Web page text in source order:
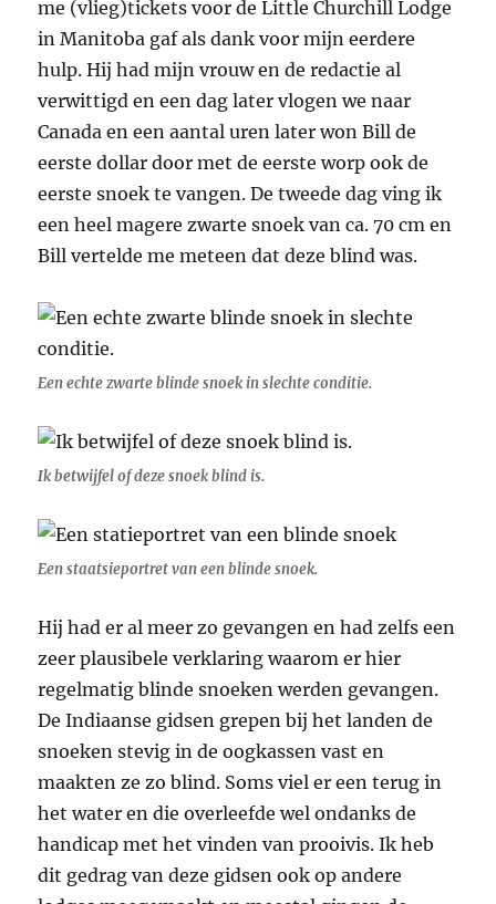
me (vlieg)tickets voor de Little Churchill Lodge
in Manitoba gaf als dank voor mijn eerdere
hulp. Hij had mijn vrouw en de redactie al
verwittigd en een dag later vlogen we naar
Canada en een aantal uren later won Bill de
eerste dollar door met de eerste worp ook de
eerste snoek te vangen. De tweede dag ving ik
een heel magere zwarte snoek van ca. 70 cm en
Bill vertelde me meteen dat deze blind was.
Een echte zwarte blinde snoek in slechte conditie.
Ik betwijfel of deze snoek blind is.
Een staatsieportret van een blinde snoek.
Hij had er al meer zo gevangen en had zelfs een
zeer plausibele verklaring waarom er hier
regelmatig blinde snoeken werden gevangen.
De Indiaanse gidsen grepen bij het landen de
snoeken stevig in de oogkassen vast en
maakten ze zo blind. Soms viel er een terug in
het water en die overleefde wel ondanks de
handicap met het vinden van prooivis. Ik heb
dit gedrag van deze gidsen ook op andere